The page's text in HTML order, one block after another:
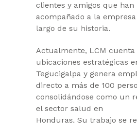
clientes y amigos que han
acompañado a la
largo de su historia.
Actualmente, LCM cuenta
ubicaciones estratégicas
Tegucigalpa y genera
directo a más de 100
consolidándose como un
el sector salud en
Honduras. Su trabajo se